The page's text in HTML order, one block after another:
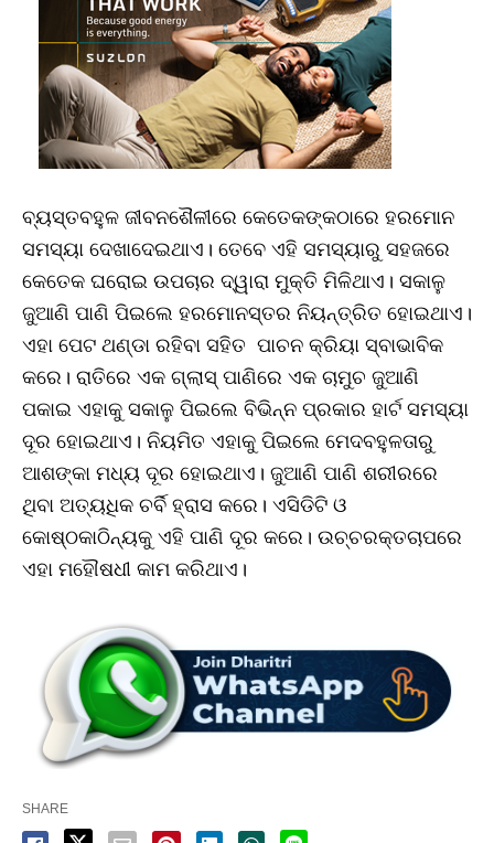
ବ୍ୟସ୍ତବହୁଳ ଜୀବନଶୈଳୀରେ କେତେକଙ୍କଠାରେ ହରମୋନ
ସମସ୍ୟା ଦେଖାଦେଇଥାଏ। ତେବେ ଏହି ସମସ୍ୟାରୁ ସହଜରେ
କେତେକ ଘରୋଇ ଉପଚାର ଦ୍ୱାରା ମୁକ୍ତି ମିଳିଥାଏ। ସକାଳୁ
ଜୁଆଣି ପାଣି ପିଇଲେ ହରମୋନସ୍ତର ନିୟନ୍ତ୍ରିତ ହୋଇଥାଏ।
ଏହା ପେଟ ଥଣ୍ଡା ରହିବା ସହିତ ପାଚନ କ୍ରିୟା ସ୍ବାଭାବିକ
କରେ। ରାତିରେ ଏକ ଗ୍ଲାସ୍‌ ପାଣିରେ ଏକ ଚାମୁଚ ଜୁଆଣି
ପକାଇ ଏହାକୁ ସକାଳୁ ପିଇଲେ ବିଭିନ୍ନ ପ୍ରକାର ହାର୍ଟ ସମସ୍ୟା
ଦୂର ହୋଇଥାଏ। ନିୟମିତ ଏହାକୁ ପିଇଲେ ମେଦବହୁଳତାରୁ
ଆଶଙ୍କା ମଧ୍ୟ ଦୂର ହୋଇଥାଏ। ଜୁଆଣି ପାଣି ଶରୀରରେ
ଥିବା ଅତ୍ୟଧିକ ଚର୍ବି ହ୍ରାସ କରେ। ଏସିଡିଟି ଓ
କୋଷ୍ଠକାଠିନ୍ୟକୁ ଏହି ପାଣି ଦୂର କରେ। ଉଚ୍ଚରକ୍ତଚାପରେ
ଏହା ମହୌଷଧୀ କାମ କରିଥାଏ।
SHARE